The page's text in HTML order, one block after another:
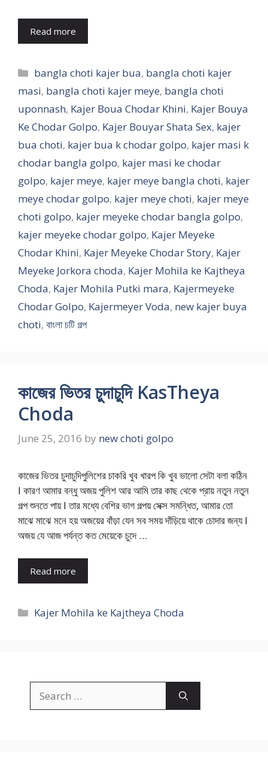
Read more
Categories
bangla choti kajer bua, bangla choti kajer
masi, bangla choti kajer meye, bangla choti
uponnash, Kajer Boua Chodar Khini, Kajer Bouya
Ke Chodar Golpo, Kajer Bouyar Shata Sex, kajer
bua choti, kajer bua k chodar golpo, kajer masi k
chodar bangla golpo, kajer masi ke chodar
golpo, kajer meye, kajer meye bangla choti, kajer
meye chodar golpo, kajer meye choti, kajer meye
choti golpo, kajer meyeke chodar bangla golpo,
kajer meyeke chodar golpo, Kajer Meyeke
Chodar Khini, Kajer Meyeke Chodar Story, Kajer
Meyeke Jorkora choda, Kajer Mohila ke Kajtheya
Choda, Kajer Mohila Putki mara, Kajermeyeke
Chodar Golpo, Kajermeyer Voda, new kajer buya
choti, বাংলা চটি গল্প
কাজের ভিতর চুদাচুদি KasTheya
Choda
June 25, 2016 by new choti golpo
কাজের ভিতর চুদাচুদিপুলিশের চাকরি খুব খারপ কি খুব ভালো সেটা বলা কঠিন
l কারণ আমার বন্ধু অজয় পুলিশ আর আমি তার কাছ থেকে প্রায় নতুন নতুন
গল্প শুনতে পায় l তার মধ্যে বেশির ভাগ গল্পয় সেক্স সমন্ধিত, আমার তো
মাঝে মাঝে মনে হয় অজয়ের বাঁড়া যেন সব সময় দাঁড়িয়ে থাকে চোদার জন্য l
অজয় যে আজ পর্যন্ত কত মেয়েকে চুদে …
Read more
Categories
Kajer Mohila ke Kajtheya Choda
for: